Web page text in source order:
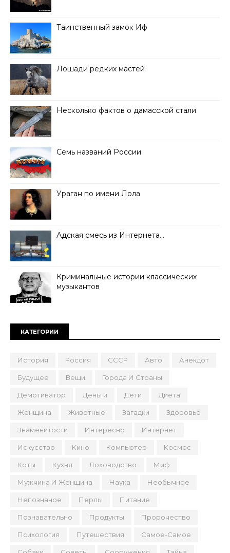
Таинственный замок Иф
Лошади редких мастей
Несколько фактов о дамасской стали
Семь названий России
Ураган по имени Лола
Адская смесь из Интернета…
Криминальные истории классических
музыкантов
КАТЕГОРИИ
История Россия СССР Авто Анекдот
Будущее Вещи Города И Страны
Демотиватор Деньги Дети Диета
Женщина Животные Загадки Здоровье
Знаменитости Интересно Интернет
Искусство Кино Компьютер Космос
Коты Кухня Лоховодство Миф
Мужчина И Женщина Наука Необычное
Непознаное Перлы Питание
Познавательно Продукты Пророчество
Психология Путешествия Самое-Самое